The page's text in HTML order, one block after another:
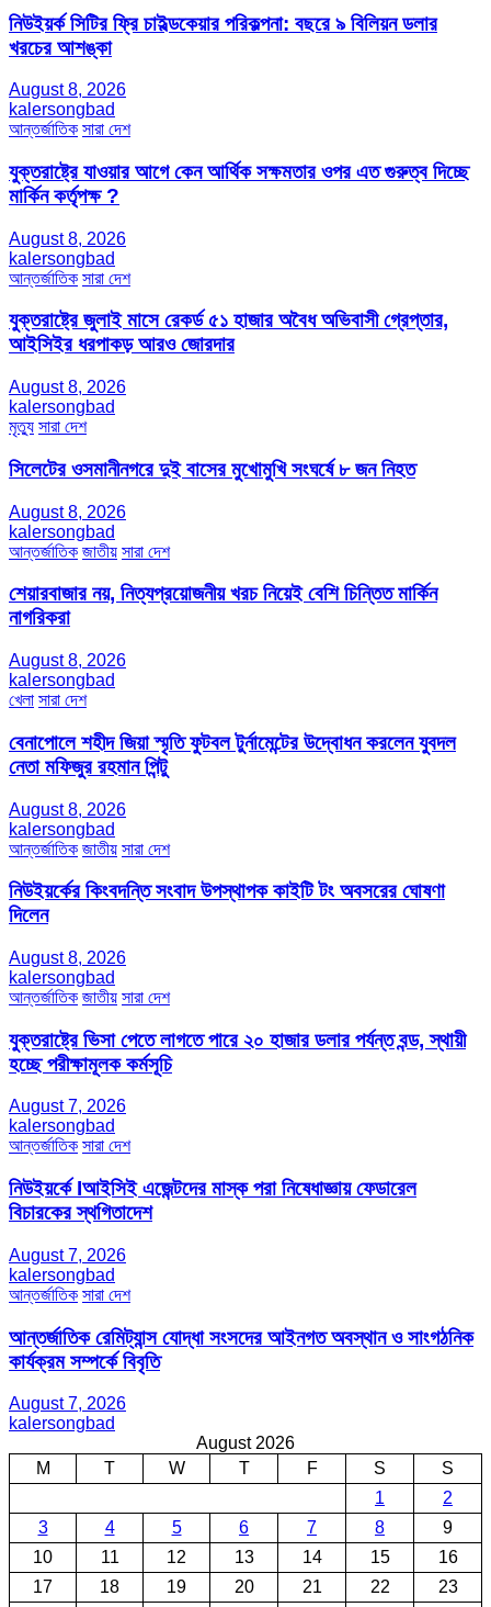
নিউইয়র্ক সিটির ফ্রি চাইল্ডকেয়ার পরিকল্পনা: বছরে ৯ বিলিয়ন ডলার
খরচের আশঙ্কা
August 8, 2026
kalersongbad
আন্তর্জাতিক সারা দেশ
যুক্তরাষ্ট্রে যাওয়ার আগে কেন আর্থিক সক্ষমতার ওপর এত গুরুত্ব দিচ্ছে
মার্কিন কর্তৃপক্ষ ?
August 8, 2026
kalersongbad
আন্তর্জাতিক সারা দেশ
যুক্তরাষ্ট্রে জুলাই মাসে রেকর্ড ৫১ হাজার অবৈধ অভিবাসী গ্রেপ্তার,
আইসিইর ধরপাকড় আরও জোরদার
August 8, 2026
kalersongbad
মৃত্যু সারা দেশ
সিলেটের ওসমানীনগরে দুই বাসের মুখোমুখি সংঘর্ষে ৮ জন নিহত
August 8, 2026
kalersongbad
আন্তর্জাতিক জাতীয় সারা দেশ
শেয়ারবাজার নয়, নিত্যপ্রয়োজনীয় খরচ নিয়েই বেশি চিন্তিত মার্কিন
নাগরিকরা
August 8, 2026
kalersongbad
খেলা সারা দেশ
বেনাপোলে শহীদ জিয়া স্মৃতি ফুটবল টুর্নামেন্টের উদ্বোধন করলেন যুবদল
নেতা মফিজুর রহমান পিন্টু
August 8, 2026
kalersongbad
আন্তর্জাতিক জাতীয় সারা দেশ
নিউইয়র্কের কিংবদন্তি সংবাদ উপস্থাপক কাইটি টং অবসরের ঘোষণা
দিলেন
August 8, 2026
kalersongbad
আন্তর্জাতিক জাতীয় সারা দেশ
যুক্তরাষ্ট্রে ভিসা পেতে লাগতে পারে ২০ হাজার ডলার পর্যন্ত বন্ড, স্থায়ী
হচ্ছে পরীক্ষামূলক কর্মসূচি
August 7, 2026
kalersongbad
আন্তর্জাতিক সারা দেশ
নিউইয়র্কে Iআইসিই এজেন্টদের মাস্ক পরা নিষেধাজ্ঞায় ফেডারেল
বিচারকের স্থগিতাদেশ
August 7, 2026
kalersongbad
আন্তর্জাতিক সারা দেশ
আন্তর্জাতিক রেমিট্যান্স যোদ্ধা সংসদের আইনগত অবস্থান ও সাংগঠনিক
কার্যক্রম সম্পর্কে বিবৃতি
August 7, 2026
kalersongbad
August 2026
M
T W T F S
S
1
2
3
4 5 6 7 8
9
10
11 12 13 14 15
16
17
18 19 20 21 22 23